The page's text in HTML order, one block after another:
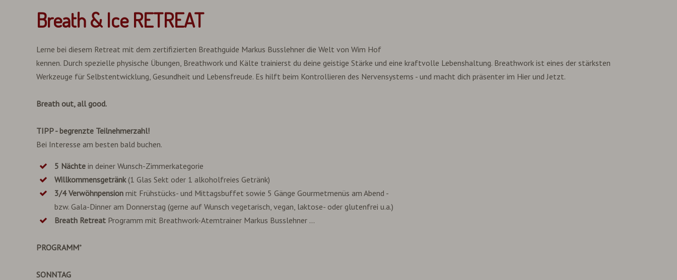
Breath & Ice RETREAT
Lerne bei diesem Retreat mit dem zertifizierten Breathguide Markus Busslehner die Welt von Wim Hof
kennen. Durch spezielle physische Übungen, Breathwork und Kälte trainierst du deine geistige Stärke und eine kraftvolle Lebenshaltung. Breathwork ist eines der stärksten
Werkzeuge für Selbstentwicklung, Gesundheit und Lebensfreude. Es hilft beim Kontrollieren des Nervensystems - und macht dich präsenter im Hier und Jetzt.
Breath out, all good.
TIPP - begrenzte Teilnehmerzahl!
Bei Interesse am besten bald buchen.
5 Nächte in deiner Wunsch-Zimmerkategorie
Willkommensgetränk(1 Glas Sekt oder 1 alkoholfreies Getränk)
3/4 Verwöhnpension mit Frühstücks- und Mittagsbuffet sowie 5 Gänge Gourmetmenüs am Abend -
bzw. Gala-Dinner am Donnerstag (gerne auf Wunsch vegetarisch, vegan, laktose- oder glutenfrei u.a.)
Breath Retreat Programm mit Breathwork-Atemtrainer Markus Busslehner …
PROGRAMM*
SONNTAG